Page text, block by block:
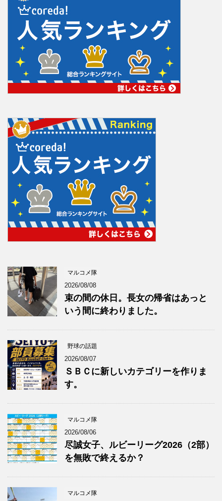
マルコメ隊
2026/08/08
束の間の休日。長女の帰省はあっと
いう間に終わりました。
野球の話題
2026/08/07
ＳＢＣに新しいカテゴリーを作りま
す。
マルコメ隊
2026/08/06
尽誠女子、ルビーリーグ2026（2部）
を無敗で終えるか？
マルコメ隊